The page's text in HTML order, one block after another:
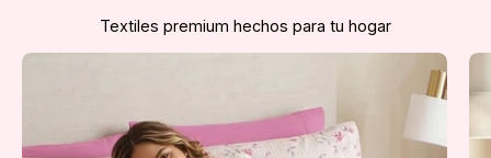
Textiles premium hechos para tu hogar